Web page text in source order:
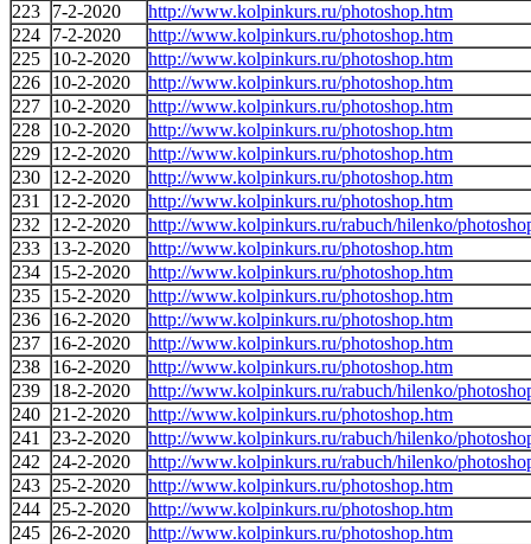
223
7-2-2020
http://www.kolpinkurs.ru/photoshop.htm
224
7-2-2020
http://www.kolpinkurs.ru/photoshop.htm
225
10-2-2020
http://www.kolpinkurs.ru/photoshop.htm
226
10-2-2020
http://www.kolpinkurs.ru/photoshop.htm
227
10-2-2020
http://www.kolpinkurs.ru/photoshop.htm
228
10-2-2020
http://www.kolpinkurs.ru/photoshop.htm
229
12-2-2020
http://www.kolpinkurs.ru/photoshop.htm
230
12-2-2020
http://www.kolpinkurs.ru/photoshop.htm
231
12-2-2020
http://www.kolpinkurs.ru/photoshop.htm
232
12-2-2020
http://www.kolpinkurs.ru/rabuch/hilenko/
233
13-2-2020
http://www.kolpinkurs.ru/photoshop.htm
234
15-2-2020
http://www.kolpinkurs.ru/photoshop.htm
235
15-2-2020
http://www.kolpinkurs.ru/photoshop.htm
236
16-2-2020
http://www.kolpinkurs.ru/photoshop.htm
237
16-2-2020
http://www.kolpinkurs.ru/photoshop.htm
238
16-2-2020
http://www.kolpinkurs.ru/photoshop.htm
239
18-2-2020
http://www.kolpinkurs.ru/rabuch/hilenko/
240
21-2-2020
http://www.kolpinkurs.ru/photoshop.htm
241
23-2-2020
http://www.kolpinkurs.ru/rabuch/hilenko/
242
24-2-2020
http://www.kolpinkurs.ru/rabuch/hilenko/
243
25-2-2020
http://www.kolpinkurs.ru/photoshop.htm
244
25-2-2020
http://www.kolpinkurs.ru/photoshop.htm
245
26-2-2020
http://www.kolpinkurs.ru/photoshop.htm